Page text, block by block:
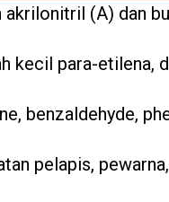
(A) dan
kecil para-etilena,
benzaldehyde,
pelapis,